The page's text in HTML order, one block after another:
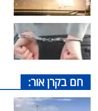
חם בקרן אור: